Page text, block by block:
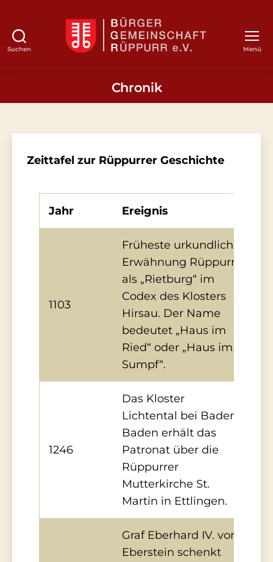
Suchen Menü
Chronik
Zeittafel zur Rüppurrer Geschichte
Jahr Ereignis
1103
Früheste urkundliche
Erwähnung Rüppurrs
als „Rietburg“ im
Codex des Klosters
Hirsau. Der Name
bedeutet „Haus im
Ried“ oder „Haus im
Sumpf“.
1246
Das Kloster
Lichtental bei Baden-
Baden erhält das
Patronat über die
Rüppurrer
Mutterkirche St.
Martin in Ettlingen.
Graf Eberhard IV. von
Eberstein schenkt